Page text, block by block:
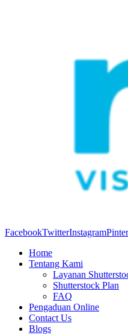
FacebookTwitterInstagram
Home
Tentang Kami
Layanan
Shutterstock Plan
FAQ
Pengaduan Online
Contact Us
Blogs